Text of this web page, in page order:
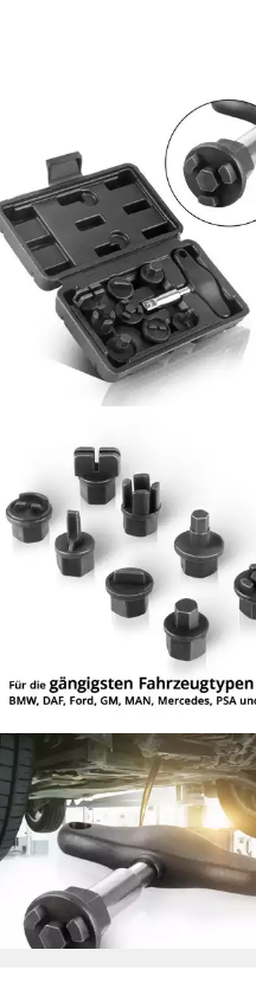
STAHLWERK
Werkzeugset Ölablass Werkzeug
9tlg Öldienst Satz für Kunststoff
Ölablassschrauben, (1-tlg)
16,99 €
UVP22,99 €
-26%
lieferbar - in 3-4 Werktagen bei dir